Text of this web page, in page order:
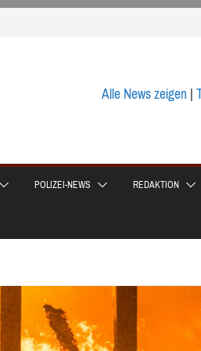
Alle News zeigen|
POLIZEI-NEWS REDAKTION